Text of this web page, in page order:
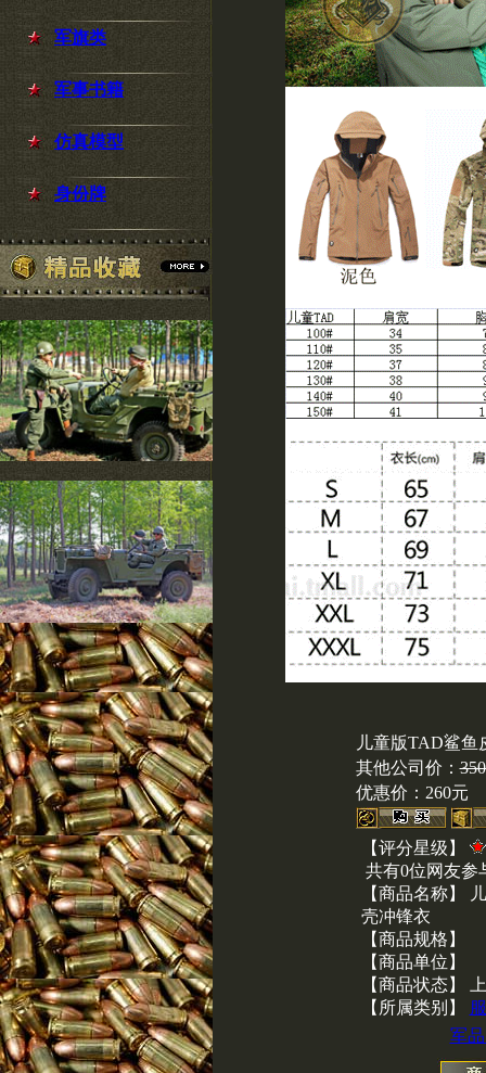
军旗类
军事书籍
仿真模型
身份牌
儿童版TAD鲨鱼
其他公司价：
优惠价： 260元
【评分星级】
共有0位网友参
【商品名称】
壳冲锋衣
【商品规格】
【商品单位】
【商品状态】
【所属类别】
军